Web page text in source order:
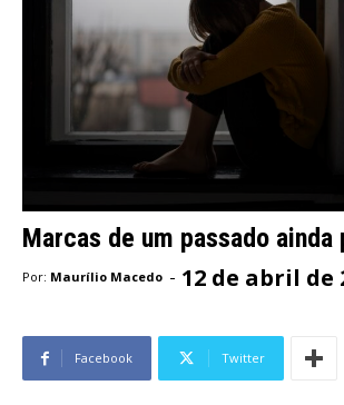
Marcas de um passado ainda
Por: Maurílio Macedo - 12 de abril de
Facebook Twitter